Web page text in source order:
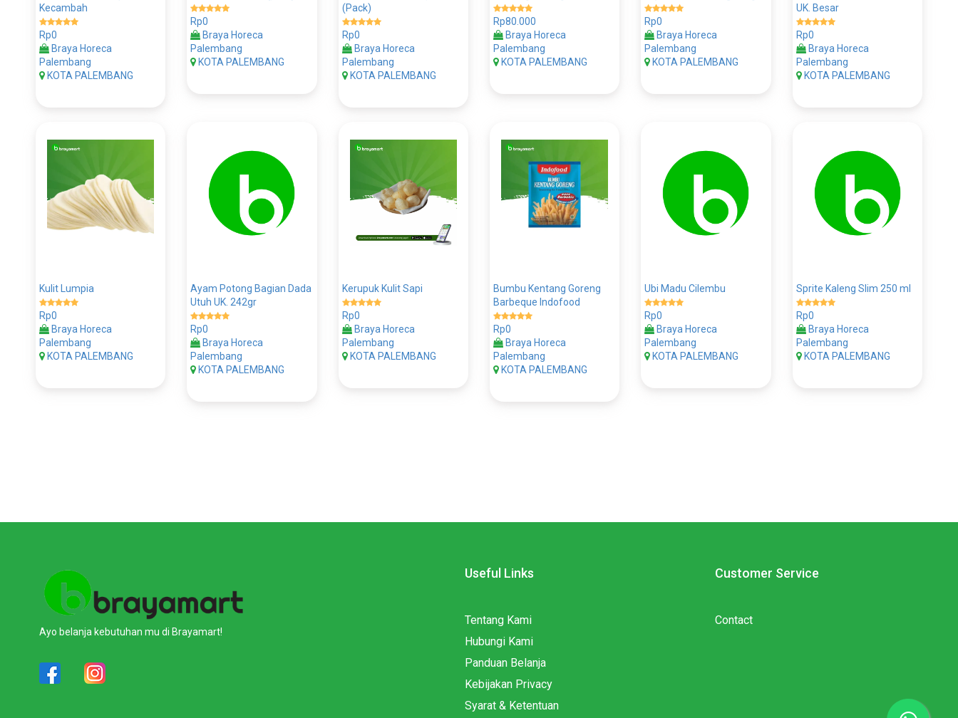
Kecambah
Rp0
Braya Horeca
Palembang
KOTA PALEMBANG
Rp0
Braya Horeca
Palembang
KOTA PALEMBANG
(Pack)
Rp0
Braya Horeca
Palembang
KOTA PALEMBANG
Rp80.000
Braya Horeca
Palembang
KOTA PALEMBANG
Rp0
Braya Horeca
Palembang
KOTA PALEMBANG
UK. Besar
Rp0
Braya Horeca
Palembang
KOTA PALEMBANG
Kulit Lumpia
Rp0
Braya Horeca
Palembang
KOTA PALEMBANG
Ayam Potong Bagian Dada
Utuh UK. 242gr
Rp0
Braya Horeca
Palembang
KOTA PALEMBANG
Kerupuk Kulit Sapi
Rp0
Braya Horeca
Palembang
KOTA PALEMBANG
Bumbu Kentang Goreng
Barbeque Indofood
Rp0
Braya Horeca
Palembang
KOTA PALEMBANG
Ubi Madu Cilembu
Rp0
Braya Horeca
Palembang
KOTA PALEMBANG
Sprite Kaleng Slim 250 ml
Rp0
Braya Horeca
Palembang
KOTA PALEMBANG
Ayo belanja kebutuhan mu di Brayamart!
Useful Links
Tentang Kami
Hubungi Kami
Panduan Belanja
Kebijakan Privacy
Syarat & Ketentuan
Customer Service
Contact